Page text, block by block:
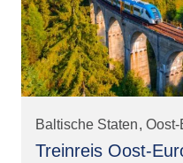
Baltische Staten Oost-
Treinreis Oost-